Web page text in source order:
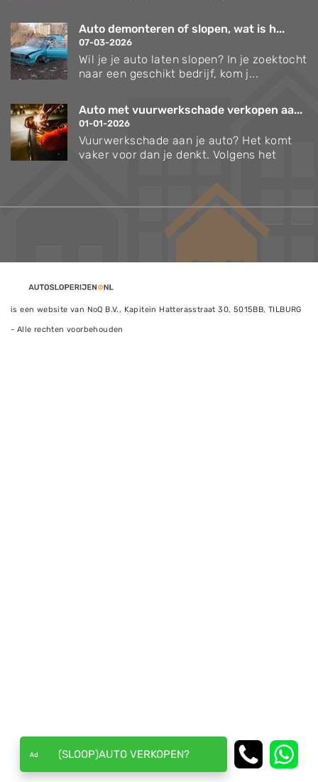
Auto demonteren of slopen, wat is h...
07-03-2026
Wil je je auto laten slopen? In je zoektocht
naar een geschikt bedrijf, kom j...
Auto met vuurwerkschade verkopen aa...
01-01-2026
Vuurwerkschade aan je auto? Het komt
vaker voor dan je denkt. Volgens het
is een website van NoQ B.V., Kapitein Hatterasstraat 30, 5015BB, TILBURG
- Alle rechten voorbehouden
(SLOOP)AUTO VERKOPEN?